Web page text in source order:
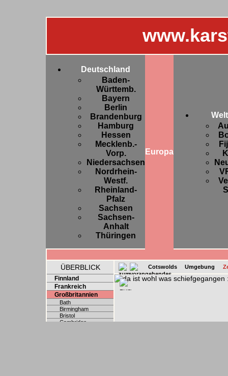
Deutschland
Baden-
Württemb.
Bayern
Berlin
Brandenburg
Hamburg
Hessen
Mecklenb.-
Vorp.
Niedersachsen
Nordrhein-
Westf.
Rheinland-
Pfalz
Sachsen
Sachsen-
Anhalt
Thüringen
Europa
ÜBERBLICK
Finnland
Frankreich
Großbritannien
Bath
Birmingham
Bristol
Cambridge
Cotswolds Umgebung